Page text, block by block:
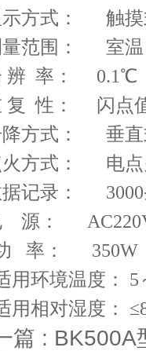
示方式： 触摸
量范围： 室温
辨 率： 0.1℃
复 性： 闪点
降方式： 垂直
火方式： 电
据记录： 3000
源：
率： 350W
用环境温度：
用相对湿度：
篇 : BK500A